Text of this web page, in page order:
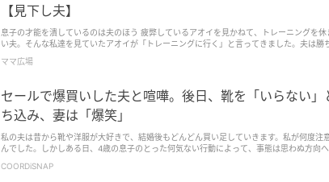
【見下し夫】
息子の才能を潰しているのは夫のほう 疲弊しているアオイを見かねて、トレーニングを
い夫。そんな私達を見ていたアオイが「トレーニングに行く」と言ってきました。夫は勝
ママ広場
セールで爆買いした夫と喧嘩。後日、靴を「いらない
ち込み、妻は「爆笑」
私の夫は昔から靴や洋服が大好きで、結婚後もどんどん買い足していきます。私が何度注
んでした。しかしある日、4歳の息子のとった何気ない行動によって、事態は思わぬ方向
COORDiSNAP